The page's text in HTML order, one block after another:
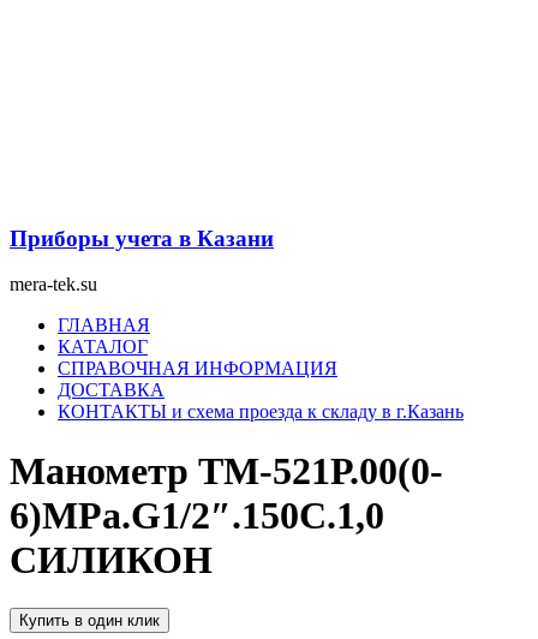
Приборы учета в Казани
mera-tek.su
МенюГЛАВНАЯ
КАТАЛОГ
СПРАВОЧНАЯ ИНФОРМАЦИЯ
ДОСТАВКА
КОНТАКТЫ и схема проезда к складу в г.Казань
Манометр ТМ-521Р.00(0-
6)MPa.G1/2″.150С.1,0
СИЛИКОН
Купить в один клик